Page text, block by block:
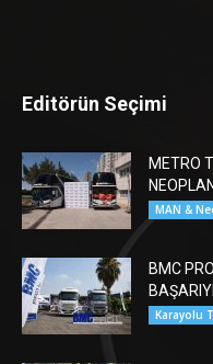
Editörün Seçimi
METRO
MAN &
BMC
Karayolu